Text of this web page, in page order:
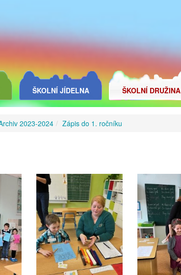
ŠKOLNÍ JÍDELNA ŠKOLNÍ DRUŽINA
2023-2024 Zápis do 1. ročníku